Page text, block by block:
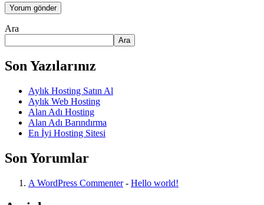
Ara
Ara
Son Yazılarınız
Aylık Hosting Satın Al
Aylık Web Hosting
Alan Adı Hosting
Alan Adı Barındırma
En İyi Hosting Sitesi
Son Yorumlar
A WordPress Commenter- Hello world!